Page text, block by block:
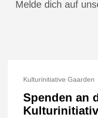
Melde dich auf
Kulturinitiative Gaarden
Spenden an